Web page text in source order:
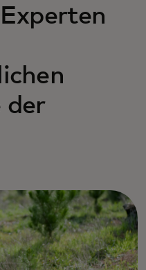
der